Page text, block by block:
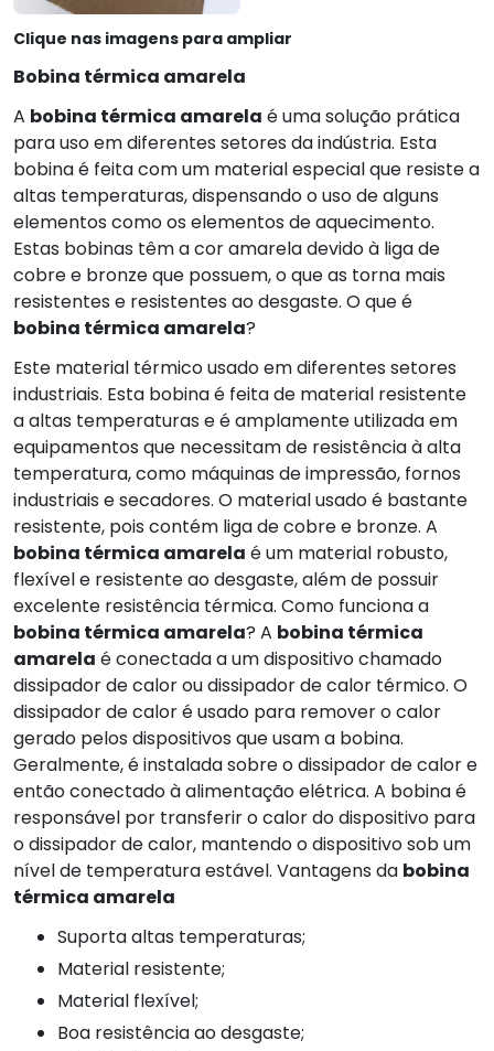
Clique nas imagens para ampliar
Bobina térmica amarela
A bobina térmica amarela é uma solução prática
para uso em diferentes setores da indústria. Esta
bobina é feita com um material especial que resiste a
altas temperaturas, dispensando o uso de alguns
elementos como os elementos de aquecimento.
Estas bobinas têm a cor amarela devido à liga de
cobre e bronze que possuem, o que as torna mais
resistentes e resistentes ao desgaste. O que é
bobina térmica amarela?
Este material térmico usado em diferentes setores
industriais. Esta bobina é feita de material resistente
a altas temperaturas e é amplamente utilizada em
equipamentos que necessitam de resistência à alta
temperatura, como máquinas de impressão, fornos
industriais e secadores. O material usado é bastante
resistente, pois contém liga de cobre e bronze. A
bobina térmica amarela é um material robusto,
flexível e resistente ao desgaste, além de possuir
excelente resistência térmica. Como funciona a
bobina térmica amarela? A bobina térmica
amarela é conectada a um dispositivo chamado
dissipador de calor ou dissipador de calor térmico. O
dissipador de calor é usado para remover o calor
gerado pelos dispositivos que usam a bobina.
Geralmente, é instalada sobre o dissipador de calor e
então conectado à alimentação elétrica. A bobina é
responsável por transferir o calor do dispositivo para
o dissipador de calor, mantendo o dispositivo sob um
nível de temperatura estável. Vantagens da bobina
térmica amarela
Suporta altas temperaturas;
Material resistente;
Material flexível;
Boa resistência ao desgaste;